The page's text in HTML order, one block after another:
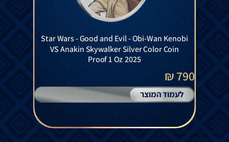
Star Wars - Good and Evil - Obi-Wan Kenobi
VS Anakin Skywalker Silver Color Coin
Proof 1 Oz 2025
790 ₪
לעמוד המוצר